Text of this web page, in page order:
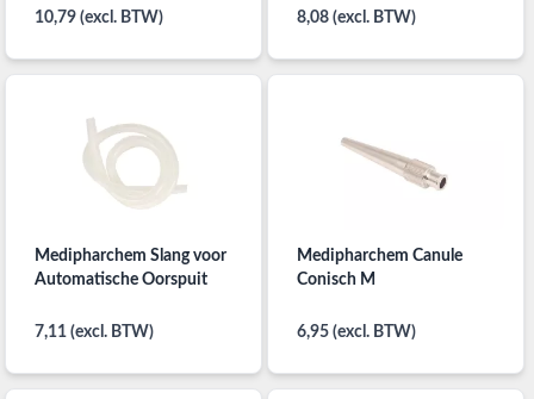
10,79 (excl. BTW)
8,08 (excl. BTW)
Medipharchem Slang voor
Automatische Oorspuit
7,11 (excl. BTW)
Medipharchem Canule
Conisch M
6,95 (excl. BTW)